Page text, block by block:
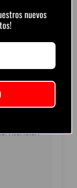
Atención
nuevos